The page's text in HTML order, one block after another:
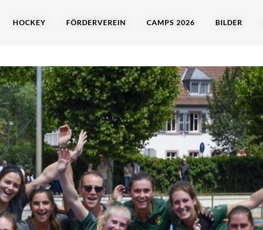
HOCKEY FÖRDERVEREIN CAMPS 2026 BILDER